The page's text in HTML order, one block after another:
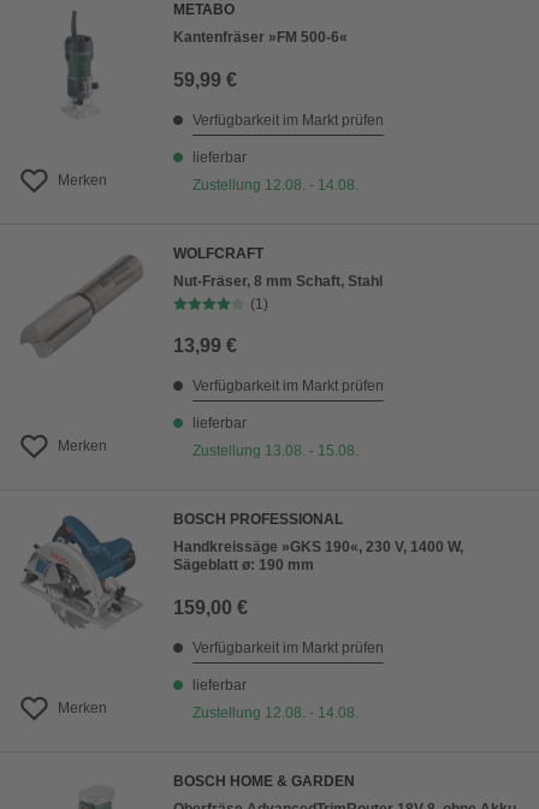
Merken
METABO
Kantenfräser »FM 500-6«
59,99 €
Verfügbarkeit im Markt prüfen
lieferbar
Zustellung 12.08. - 14.08.
Merken
WOLFCRAFT
Nut-Fräser, 8 mm Schaft, Stahl
(1)
13,99 €
Verfügbarkeit im Markt prüfen
lieferbar
Zustellung 13.08. - 15.08.
Merken
BOSCH PROFESSIONAL
Handkreissäge »GKS 190«, 230 V, 1400 W,
Sägeblatt ø: 190 mm
159,00 €
Verfügbarkeit im Markt prüfen
lieferbar
Zustellung 12.08. - 14.08.
BOSCH HOME & GARDEN